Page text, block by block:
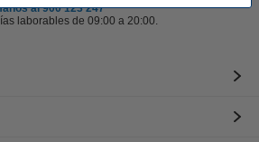
al 900 123 247
laborables de 09:00 a 20:00.